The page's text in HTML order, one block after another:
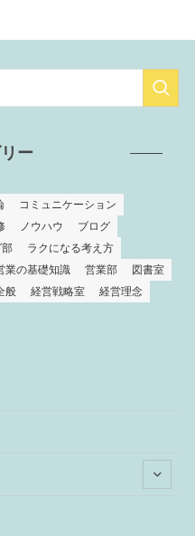
ー
コミュニケーション
ノウハウ
ブログ
ラクになる考え方
業の基礎知識 営業部
図書室
般 経営戦略室
経営理念